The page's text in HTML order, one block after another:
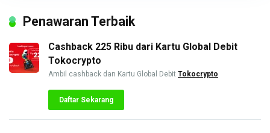
Penawaran Terbaik
Cashback 225 Ribu dari Kartu Global Debit
Tokocrypto
Ambil cashback dan Kartu Global Debit Tokocrypto
Daftar Sekarang